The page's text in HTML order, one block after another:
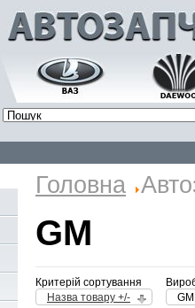
Головна
GM
Критерій сортування
Назва товару +/-
GM